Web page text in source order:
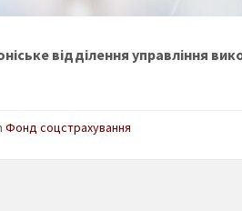
відділення управління
Фонд соцстрахування